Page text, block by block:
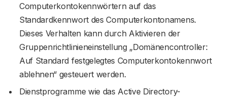
Computerkontokennwörtern auf das
Standardkennwort des Computerkontonamens.
Dieses Verhalten kann durch Aktivieren der
Gruppenrichtlinieneinstellung „Domänencontroller:
Auf Standard festgelegtes Computerkontokennwort
ablehnen“ gesteuert werden.
Dienstprogramme wie das Active Directory-